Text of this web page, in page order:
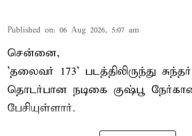
Published on: 06 Aug 2026, 5:07 am
சென்னை,
'தலைவர் 173' படத்திலிருந்து
தொடர்பான நடிகை குஷ்பூ
பேசியுள்ளார்.